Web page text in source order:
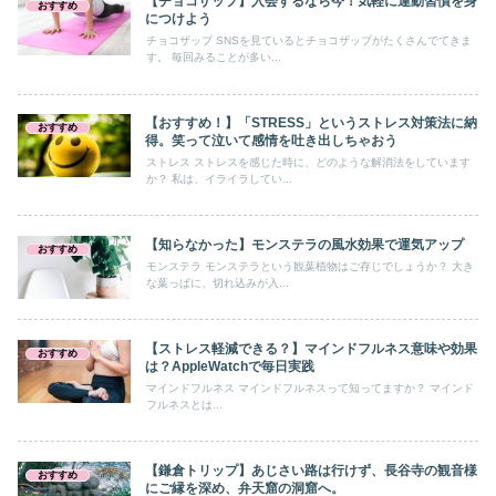
おすすめ
につけよう
チョコザップ SNSを見ているとチョコザップがたくさんでてきま
す。 毎回みることが多い...
おすすめ
【おすすめ！】「STRESS」というストレス対策法に納
得。笑って泣いて感情を吐き出しちゃおう
ストレス ストレスを感じた時に、どのような解消法をしています
か？ 私は、イライラしてい...
おすすめ 【知らなかった】モンステラの風水効果で運気アップ
モンステラ モンステラという観葉植物はご存じでしょうか？ 大き
な葉っぱに、切れ込みが入...
おすすめ
【ストレス軽減できる？】マインドフルネス意味や効果
は？AppleWatchで毎日実践
マインドフルネス マインドフルネスって知ってますか？ マインド
フルネスとは...
おすすめ
【鎌倉トリップ】あじさい路は行けず、長谷寺の観音様
にご縁を深め、弁天窟の洞窟へ。